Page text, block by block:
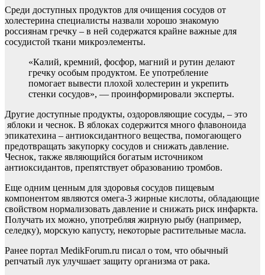
Среди доступных продуктов для очищения сосудов от
холестерина специалисты назвали хорошо знакомую
россиянам гречку – в ней содержатся крайне важные для
сосудистой ткани микроэлементы.
«Калий, кремний, фосфор, магний и рутин делают
гречку особым продуктом. Ее употребление
помогает вывести плохой холестерин и укрепить
стенки сосудов», — проинформировали эксперты.
Другие доступные продукты, оздоровляющие сосуды, – это
яблоки и чеснок. В яблоках содержится много флавоноида
эпикатехина – антиоксидантного вещества, помогающего
предотвращать закупорку сосудов и снижать давление.
Чеснок, также являющийся богатым источником
антиоксидантов, препятствует образованию тромбов.
Еще одним ценным для здоровья сосудов пищевым
компонентом являются омега-3 жирные кислоты, обладающие
свойством нормализовать давление и снижать риск инфаркта.
Получать их можно, употребляя жирную рыбу (например,
селедку), морскую капусту, некоторые растительные масла.
Ранее портал MedikForum.ru писал о том, что обычный
репчатый лук улучшает защиту организма от рака.